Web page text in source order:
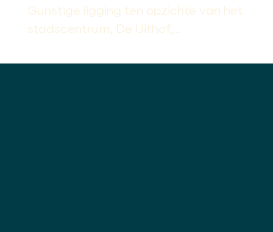
Gunstige ligging ten opzichte van het
stadscentrum, De Uithof,...